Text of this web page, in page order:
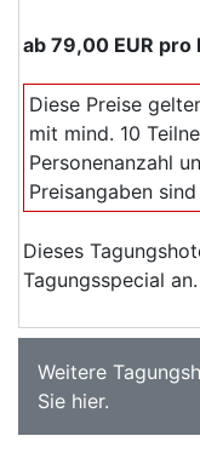
ab 79,00 EUR pro
Diese Preise
mit mind. 10
Personenanzahl
Preisangaben
Dieses
Tagungsspecial an.
Weitere
Sie hier.